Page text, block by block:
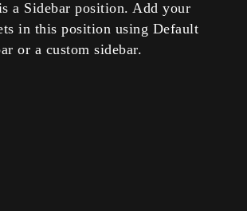
a Sidebar position. Add your
in this position using Default
or a custom sidebar.